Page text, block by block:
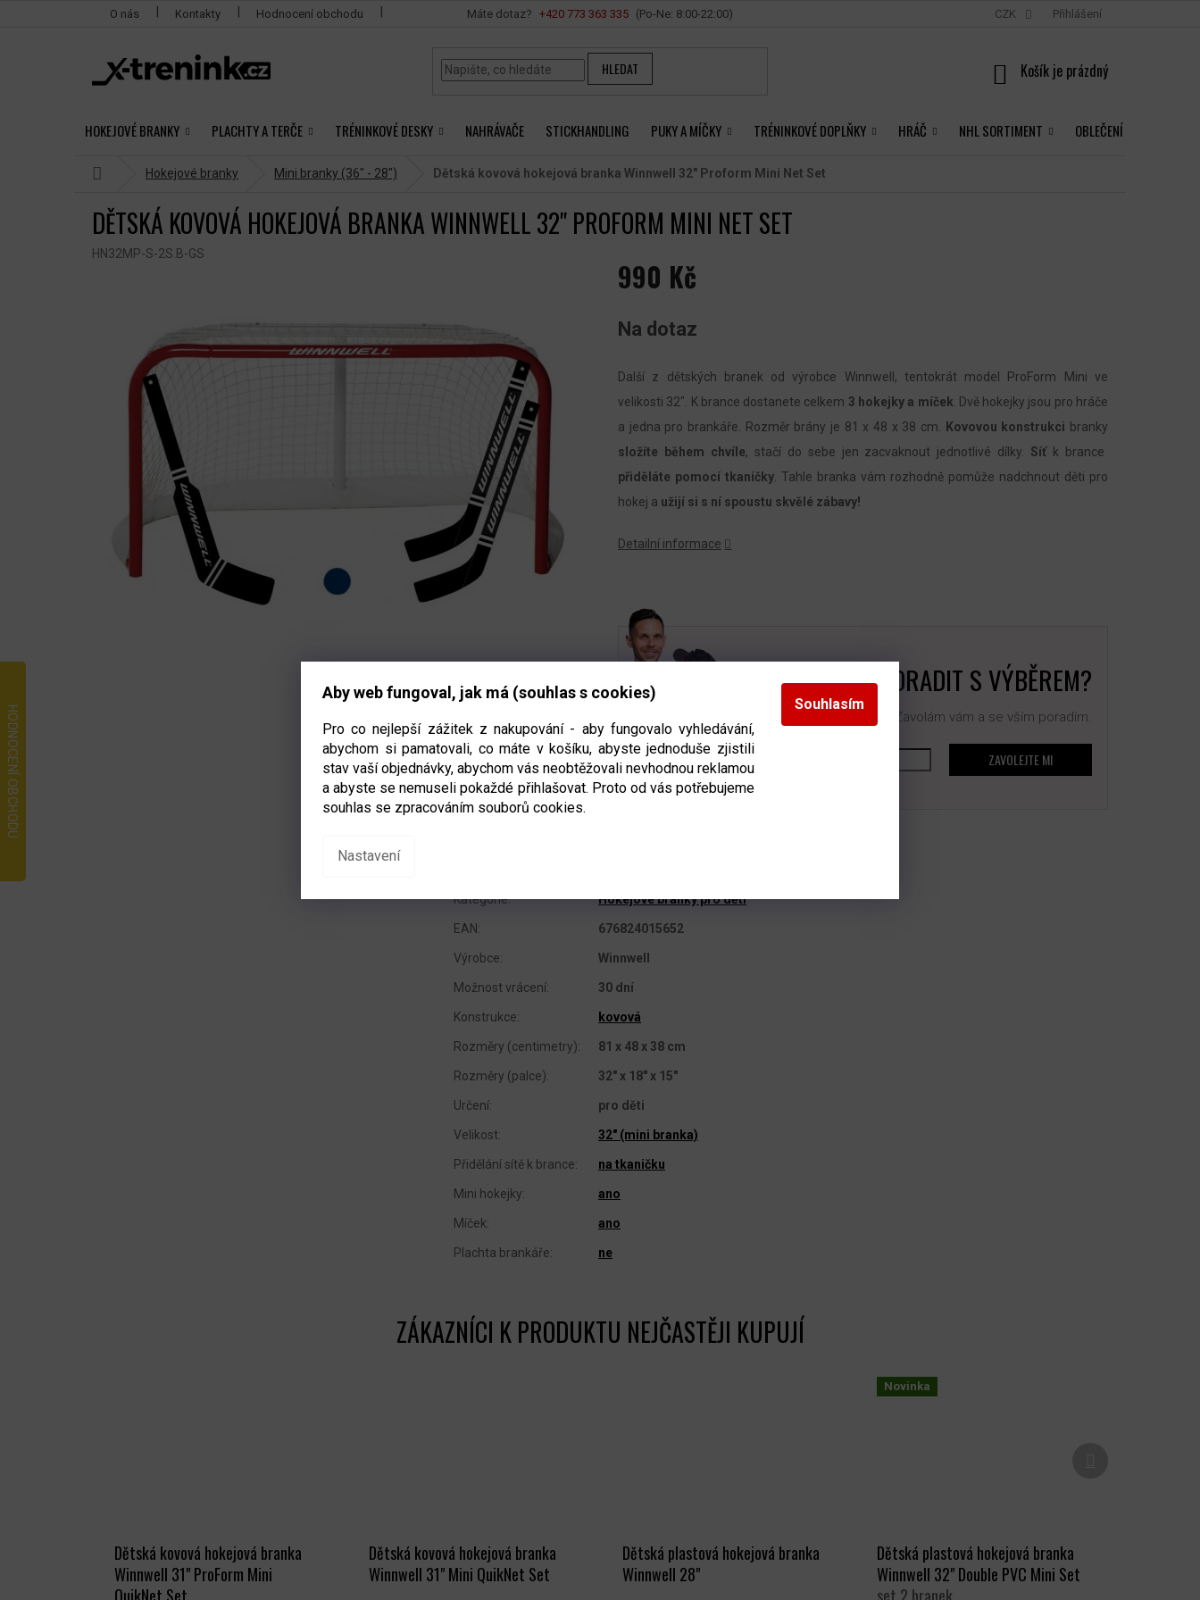
Aby web fungoval, jak má (souhlas s cookies)
Pro co nejlepší zážitek z nakupování - aby fungovalo vyhledávání,
abychom si pamatovali, co máte v košíku, abyste jednoduše zjistili
stav vaší objednávky, abychom vás neobtěžovali nevhodnou reklamou
a abyste se nemuseli pokaždé přihlašovat. Proto od vás potřebujeme
souhlas se zpracováním souborů cookies.
Nastavení
Souhlasím
+420 ‭773 363 335
O nás Kontakty Hodnocení obchodu Vše o nákupu CZK Přihlášení
HLEDAT
NÁKUPNÍ
HOKEJOVÉ BRANKY PLACHTY A TERČE TRÉNINKOVÉ DESKY NAHRÁVAČE STICKHANDLING PUKY A MÍČKY TRÉNINKOVÉ DOPLŇKY HRÁČ NHL SORTIMENT OBLEČENÍ
Hokejové branky Mini branky (36" - 28") Dětská kovová hokejová branka Winnwell 32" Proform Mini Net Set
DĚTSKÁ KOVOVÁ HOKEJOVÁ BRANKA WINNWELL 32" PROFORM MINI NET SET
HN32MP-S-2S.B-GS
990 Kč
cena:
Na dotaz
Další z dětských branek od výrobce Winnwell, tentokrát model ProForm Mini ve
velikosti 32". K brance dostanete celkem 3 hokejky a míček . Dvě hokejky jsou pro hráče
a jedna pro brankáře.
Rozměr brány je 81 x 48 x 38 cm. Kovovou konstrukci branky
složíte během chvíle, stačí do sebe jen zacvaknout jednotlivé dílky. Síťk brance
přiděláte pomocí tkaničky . Tahle branka vám rozhodně pomůže nadchnout děti pro
hokej a užijí si s ní spoustu skvělé zábavy!
Detailní informace
Daniel Višňák
Majitel x‑trenink.cz
POTŘEBUJETE PORADIT S VÝBĚREM?
Nechte mi na sebe číslo. Zavolám vám a se vším poradím.
ZAVOLEJTE MI
Kategorie: Hokejové branky pro děti
EAN: 676824015652
Výrobce: Winnwell
Možnost vrácení: 30 dní
Konstrukce: kovová
Rozměry (centimetry): 81 x 48 x 38 cm
Rozměry (palce): 32" x 18" x 15"
Určení: pro děti
Velikost: 32" (mini branka)
Přidělání sítě k brance: na tkaničku
Mini hokejky: ano
Míček: ano
Plachta brankáře: ne
Dětská kovová hokejová branka
Winnwell 31" ProForm Mini
Dětská kovová hokejová branka
Winnwell 31" Mini QuikNet Set
Dětská plastová hokejová branka
Winnwell 28"
Novinka
Dětská plastová hokejová branka
Winnwell 32" Double PVC Mini Set